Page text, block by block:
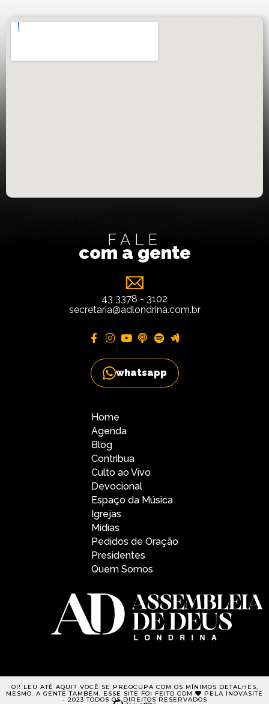
FALE
com a gente
43 3378 - 3102
secretaria@adlondrina.com.br
whatsapp
Home
Agenda
Blog
Contribua
Culto ao Vivo
Devocional
Espaço da Música
Igrejas
Mídias
Pedidos de Oração
Presidentes
Quem Somos
OI! LEU ATÉ AQUI? VOCÊ SE PREOCUPA COM OS MÍNIMOS DETALHES,
MESMO. A GENTE TAMBÉM. ESSE SITE FOI FEITO COM
PELA INOVASITE
- 2023 TODOS OS DIREITOS RESERVADOS